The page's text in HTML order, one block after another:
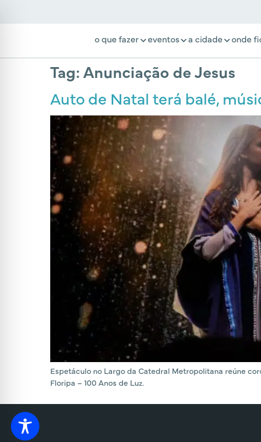
o que fazer eventos a cidade onde
Tag:Anunciação de Jesus
Auto de Natal terá balé,
Espetáculo no Largo da Catedral Metropolitana reúne
Floripa – 100 Anos de Luz.